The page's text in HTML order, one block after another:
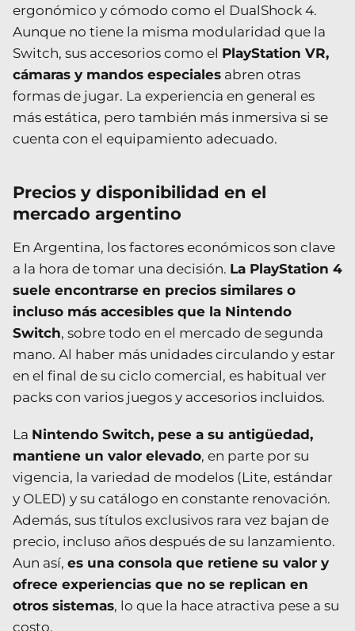
ergonómico y cómodo como el DualShock 4.
Aunque no tiene la misma modularidad que la
Switch, sus accesorios como el PlayStation VR,
cámaras y mandos especiales abren otras
formas de jugar. La experiencia en general es
más estática, pero también más inmersiva si se
cuenta con el equipamiento adecuado.
Precios y disponibilidad en el
mercado argentino
En Argentina, los factores económicos son clave
a la hora de tomar una decisión. La PlayStation 4
suele encontrarse en precios similares o
incluso más accesibles que la Nintendo
Switch, sobre todo en el mercado de segunda
mano. Al haber más unidades circulando y estar
en el final de su ciclo comercial, es habitual ver
packs con varios juegos y accesorios incluidos.
La Nintendo Switch, pese a su antigüedad,
mantiene un valor elevado, en parte por su
vigencia, la variedad de modelos (Lite, estándar
y OLED) y su catálogo en constante renovación.
Además, sus títulos exclusivos rara vez bajan de
precio, incluso años después de su lanzamiento.
Aun así, es una consola que retiene su valor y
ofrece experiencias que no se replican en
otros sistemas, lo que la hace atractiva pese a su
costo.